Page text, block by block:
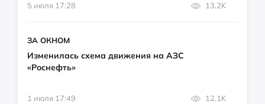
5 июля 17:28 13.2K
ЗА ОКНОМ
Изменилась схема движения на АЗС
«Роснефть»
1 июля 17:49 12.1K